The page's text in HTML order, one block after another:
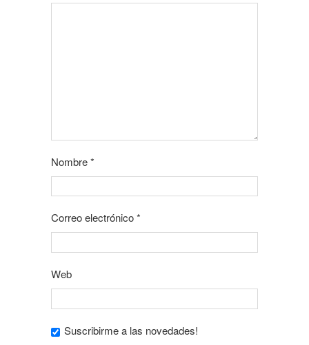
Nombre*
Correo electrónico*
Web
Suscribirme a las novedades!